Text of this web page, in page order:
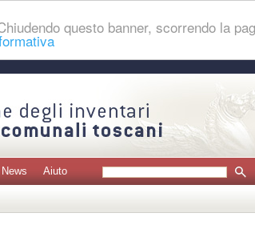
questo banner, scorrendo la
News Aiuto